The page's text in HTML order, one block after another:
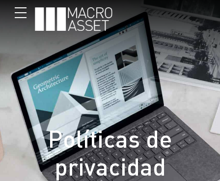
Políticas de
privacidad